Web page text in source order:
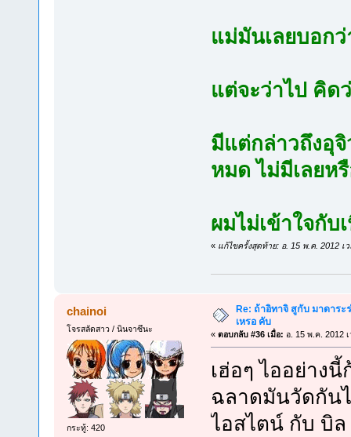
แม่มันเลยบอก
แต่จะว่าไป คิด
มีแต่กล่าวถึงอุ
หมด ไม่มีเลยห
ผมไม่เข้าใจกับ
« แก้ไขครั้งสุดท้าย: อ. 15 พ.ค. 2012 เ
chainoi
โจรสลัดสาว / นินจาซึนะ
กระทู้: 420
Re: ถ้าอิทาจิ สูกับ มาดาระ
เหรอ คับ
« ตอบกลับ #36 เมื่อ: อ. 15 พ.ค. 2012
เฮ่อๆ ไออย่าง
ฉลาดมันวัดกัน
ไอสไตน์ กับ บิ